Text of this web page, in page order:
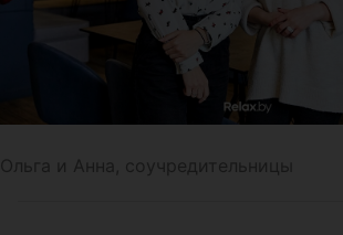
Ольга и Анна, соучредительницы